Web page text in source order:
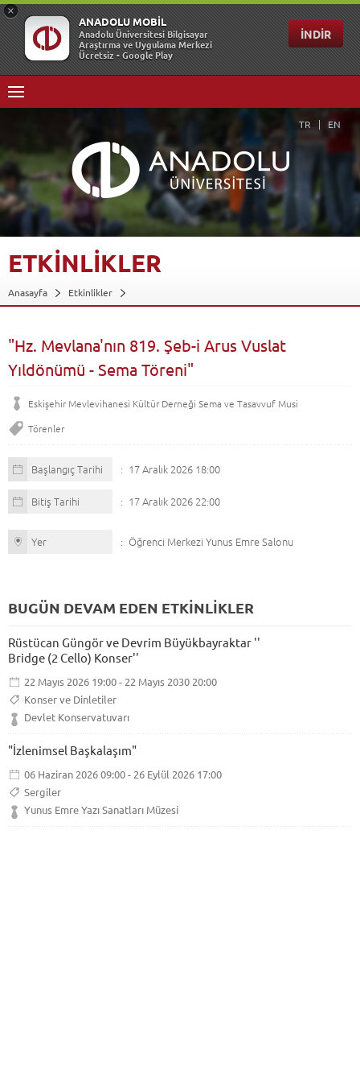
TR EN
ETKİNLİKLER
Anasayfa
Etkinlikler
"Hz. Mevlana'nın 819. Şeb-i Arus Vuslat
Yıldönümü - Sema Töreni"
Eskişehir Mevlevihanesi Kültür Derneği Sema ve Tasavvuf Musi
Törenler
Başlangıç Tarihi 17 Aralık 2026 18:00
Bitiş Tarihi 17 Aralık 2026 22:00
Yer Öğrenci Merkezi Yunus Emre Salonu
BUGÜN DEVAM EDEN ETKİNLİKLER
Rüstücan Güngör ve Devrim Büyükbayraktar ''
Bridge (2 Cello) Konser''
22 Mayıs 2026 19:00 - 22 Mayıs 2030 20:00
Konser ve Dinletiler
Devlet Konservatuvarı
"İzlenimsel Başkalaşım"
06 Haziran 2026 09:00 - 26 Eylül 2026 17:00
Sergiler
Yunus Emre Yazı Sanatları Müzesi